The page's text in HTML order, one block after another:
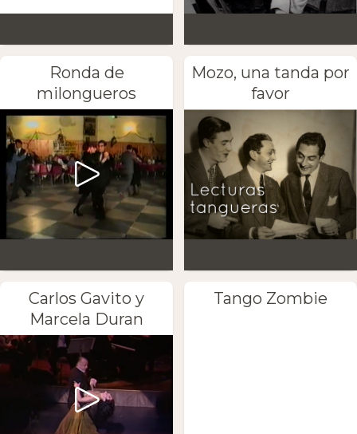
Ronda de
milongueros
Mozo, una tanda por
favor
Carlos Gavito y
Marcela Duran
Tango Zombie